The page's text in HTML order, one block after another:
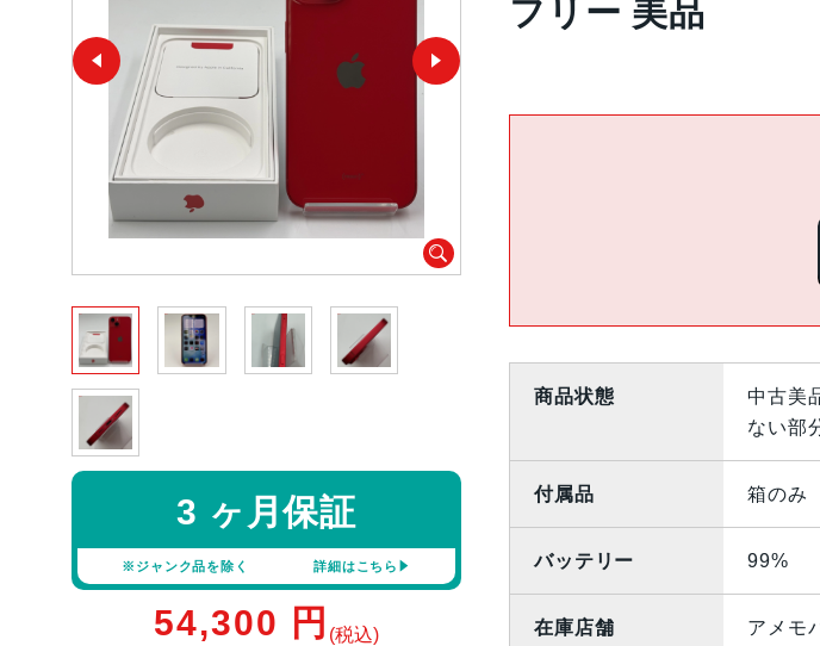
フリー 美品
3 ヶ月保証
※ジャンク品を除く 詳細はこちら
54,300 円 (税込)
商品状態
中古美
ない部
付属品 箱のみ
バッテリー 99%
在庫店舗 アメモ